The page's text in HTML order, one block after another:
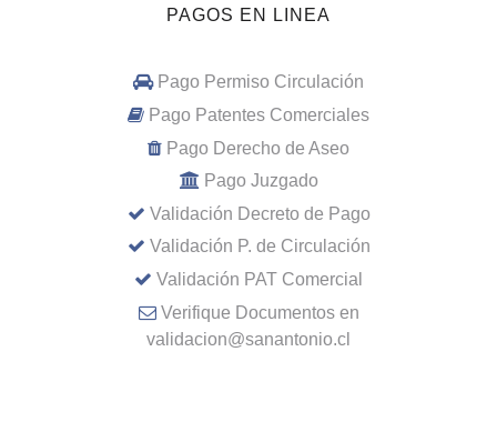
PAGOS EN LINEA
Pago Permiso Circulación
Pago Patentes Comerciales
Pago Derecho de Aseo
Pago Juzgado
Validación Decreto de Pago
Validación P. de Circulación
Validación PAT Comercial
Verifique Documentos en
validacion@sanantonio.cl